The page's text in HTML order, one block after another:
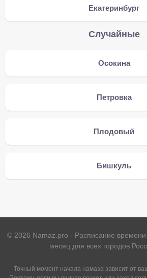
Екатеринбург
Случайные
Осокина
Петровка
Плодовый
Бишкуль
© 2026 Namaz.pro - Расписание
месяц для всех городов
Точный момент начала намаза зависит от